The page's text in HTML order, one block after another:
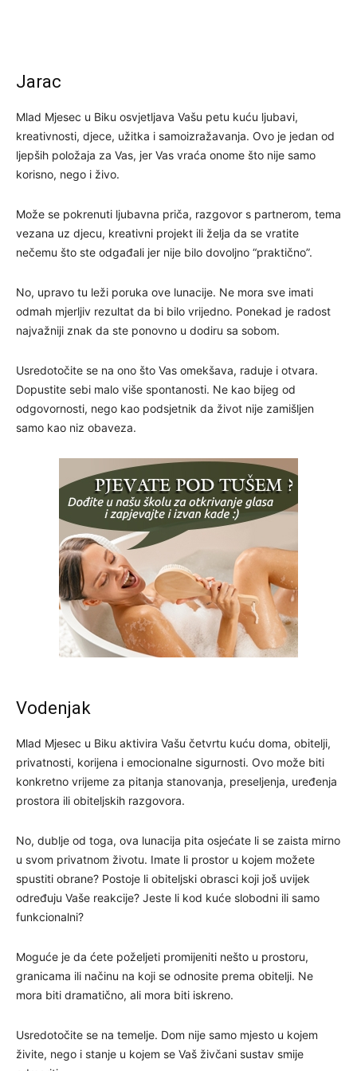
Jarac
Mlad Mjesec u Biku osvjetljava Vašu petu kuću ljubavi,
kreativnosti, djece, užitka i samoizražavanja. Ovo je jedan od
ljepših položaja za Vas, jer Vas vraća onome što nije samo
korisno, nego i živo.
Može se pokrenuti ljubavna priča, razgovor s partnerom, tema
vezana uz djecu, kreativni projekt ili želja da se vratite
nečemu što ste odgađali jer nije bilo dovoljno “praktično”.
No, upravo tu leži poruka ove lunacije. Ne mora sve imati
odmah mjerljiv rezultat da bi bilo vrijedno. Ponekad je radost
najvažniji znak da ste ponovno u dodiru sa sobom.
Usredotočite se na ono što Vas omekšava, raduje i otvara.
Dopustite sebi malo više spontanosti. Ne kao bijeg od
odgovornosti, nego kao podsjetnik da život nije zamišljen
samo kao niz obaveza.
Vodenjak
Mlad Mjesec u Biku aktivira Vašu četvrtu kuću doma, obitelji,
privatnosti, korijena i emocionalne sigurnosti. Ovo može biti
konkretno vrijeme za pitanja stanovanja, preseljenja, uređenja
prostora ili obiteljskih razgovora.
No, dublje od toga, ova lunacija pita osjećate li se zaista mirno
u svom privatnom životu. Imate li prostor u kojem možete
spustiti obrane? Postoje li obiteljski obrasci koji još uvijek
određuju Vaše reakcije? Jeste li kod kuće slobodni ili samo
funkcionalni?
Moguće je da ćete poželjeti promijeniti nešto u prostoru,
granicama ili načinu na koji se odnosite prema obitelji. Ne
mora biti dramatično, ali mora biti iskreno.
Usredotočite se na temelje. Dom nije samo mjesto u kojem
živite, nego i stanje u kojem se Vaš živčani sustav smije